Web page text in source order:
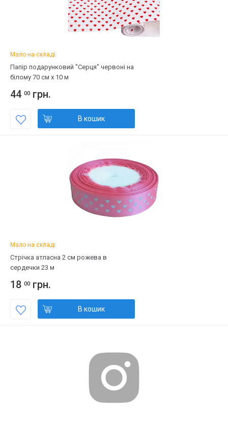
Мало на складі
Папір подарунковий "Серця" червоні на
білому 70 см х 10 м
44 00 грн.
В кошик
Мало на складі
Стрічка атласна 2 см рожева в
сердечки 23 м
18 00 грн.
В кошик